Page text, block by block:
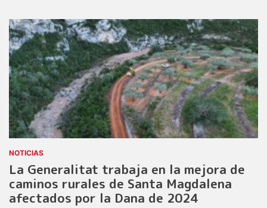
NOTICIAS
La Generalitat trabaja en la mejora de
caminos rurales de Santa Magdalena
afectados por la Dana de 2024